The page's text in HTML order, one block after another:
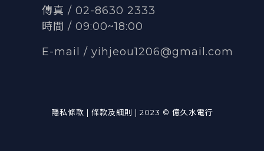
傳真 / 02-8630 2333
時間 / 09:00~18:00
E-mail / yihjeou1206@gmail.com
隱私條款 | 條款及細則 | 2023 © 億久水電行